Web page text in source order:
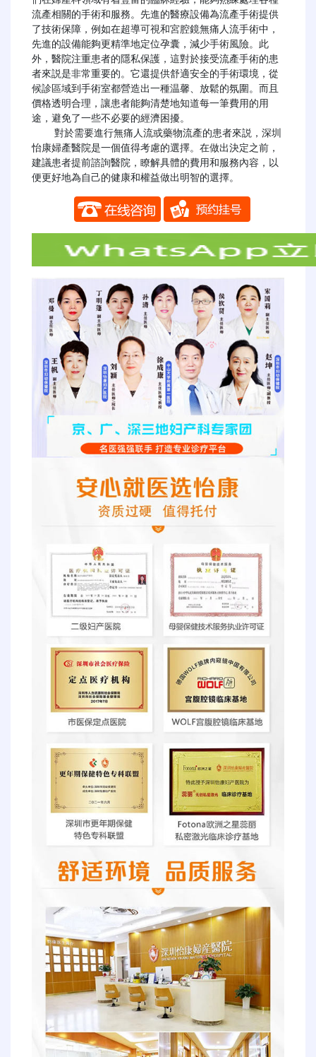
流產相關的手術和服務。先進的醫療設備為流產手術提供
了技術保障，例如在超導可視和宮腔鏡無痛人流手術中，
先進的設備能夠更精準地定位孕囊，減少手術風險。此
外，醫院注重患者的隱私保護，這對於接受流產手術的患
者來説是非常重要的。它還提供舒適安全的手術環境，從
候診區域到手術室都營造出一種温馨、放鬆的氛圍。而且
價格透明合理，讓患者能夠清楚地知道每一筆費用的用
途，避免了一些不必要的經濟困擾。
怡康婦產醫院是一個值得考慮的選擇。在做出決定之前，
建議患者提前諮詢醫院，瞭解具體的費用和服務內容，以
便更好地為自己的健康和權益做出明智的選擇。